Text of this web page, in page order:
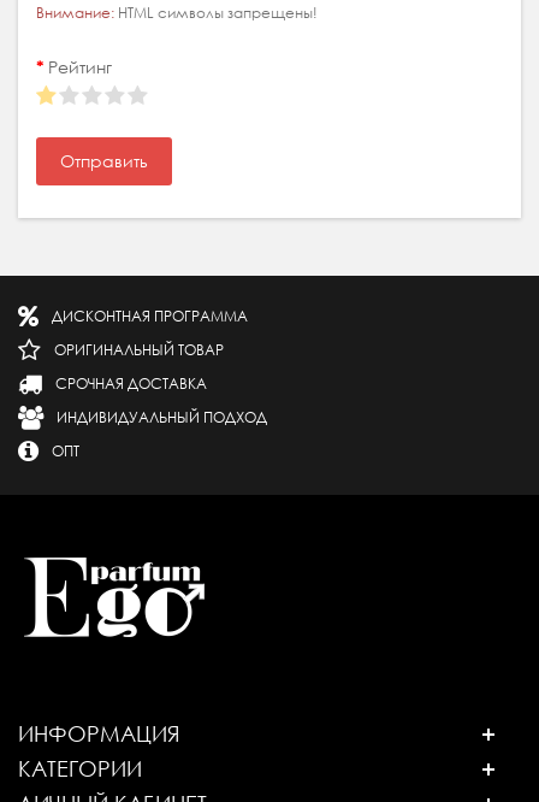
Внимание: HTML символы запрещены!
Рейтинг
Отправить
ДИСКОНТНАЯ ПРОГРАММА
ОРИГИНАЛЬНЫЙ ТОВАР
СРОЧНАЯ ДОСТАВКА
ИНДИВИДУАЛЬНЫЙ ПОДХОД
ОПТ
ИНФОРМАЦИЯ
КАТЕГОРИИ